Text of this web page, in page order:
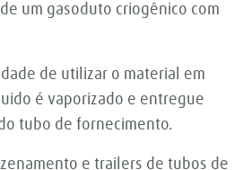
um gasoduto criogênico com
de utilizar o material em
é vaporizado e entregue
tubo de fornecimento.
e trailers de tubos de